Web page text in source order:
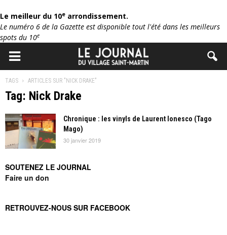
Le meilleur du 10e arrondissement.
Le numéro 6 de la Gazette est disponible tout l'été dans les meilleurs
spots du 10e
TAGS ARTICLES SUR "NICK DRAKE"
Tag: Nick Drake
Chronique : les vinyls de Laurent Ionesco (Tago
Mago)
30 janvier 2019
SOUTENEZ LE JOURNAL
Faire un don
RETROUVEZ-NOUS SUR FACEBOOK